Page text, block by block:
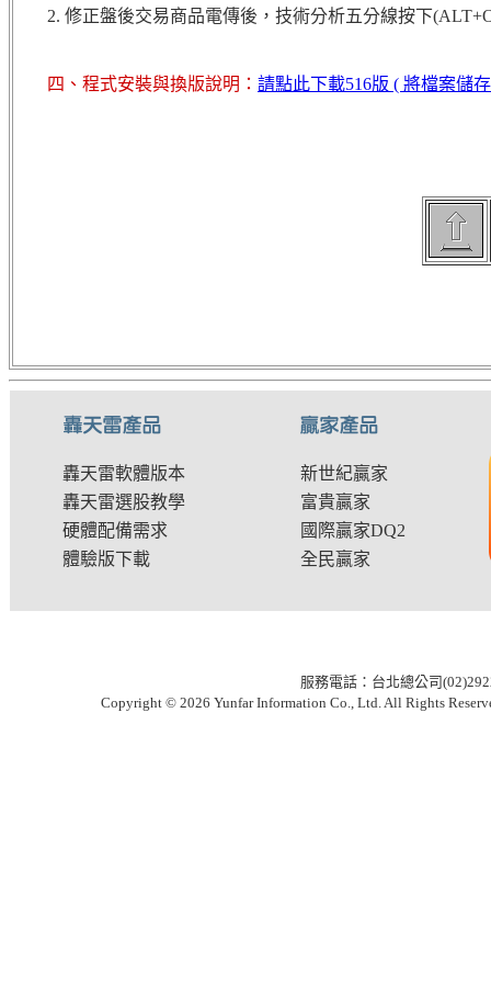
2. 修正盤後交易商品電傳後，技術分析五分線按下
四、程式安裝與換版說明： 請點此下載516版 ( 將檔案儲
轟天雷軟體版本
新世紀贏家
轟天雷選股教學
富貴贏家
硬體配備需求
國際贏家DQ2
體驗版下載
全民贏家
服務電話：台北總公司
Copyright © 2026 Yunfar Information Co., Ltd. All Rights